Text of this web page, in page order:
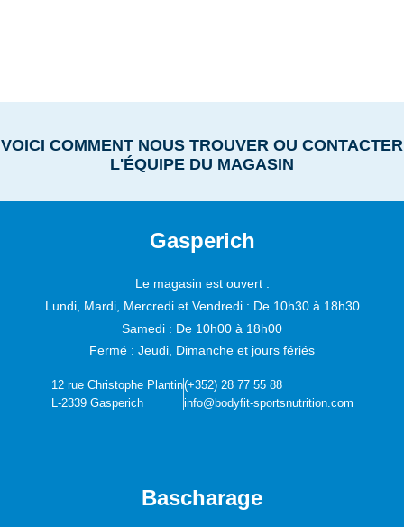
VOICI COMMENT NOUS TROUVER OU CONTACTER
L'ÉQUIPE DU MAGASIN
Gasperich
Le magasin est ouvert :
Lundi, Mardi, Mercredi et Vendredi : De 10h30 à 18h30
Samedi : De 10h00 à 18h00
Fermé : Jeudi, Dimanche et jours fériés
12 rue Christophe Plantin
L-2339 Gasperich
(+352) 28 77 55 88
info@bodyfit-sportsnutrition.com
Bascharage